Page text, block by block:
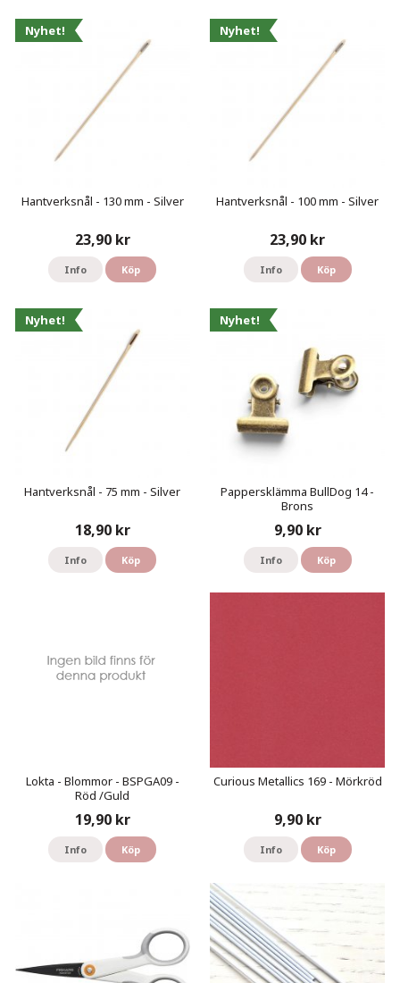
Nyhet!
Hantverksnål - 130 mm - Silver
23,90 kr
Info Köp
Nyhet!
Hantverksnål - 100 mm - Silver
23,90 kr
Info Köp
Nyhet!
Hantverksnål - 75 mm - Silver
18,90 kr
Info Köp
Nyhet!
Pappersklämma BullDog 14 -
Brons
9,90 kr
Info Köp
Lokta - Blommor - BSPGA09 -
Röd /Guld
19,90 kr
Info Köp
Curious Metallics 169 - Mörkröd
9,90 kr
Info Köp